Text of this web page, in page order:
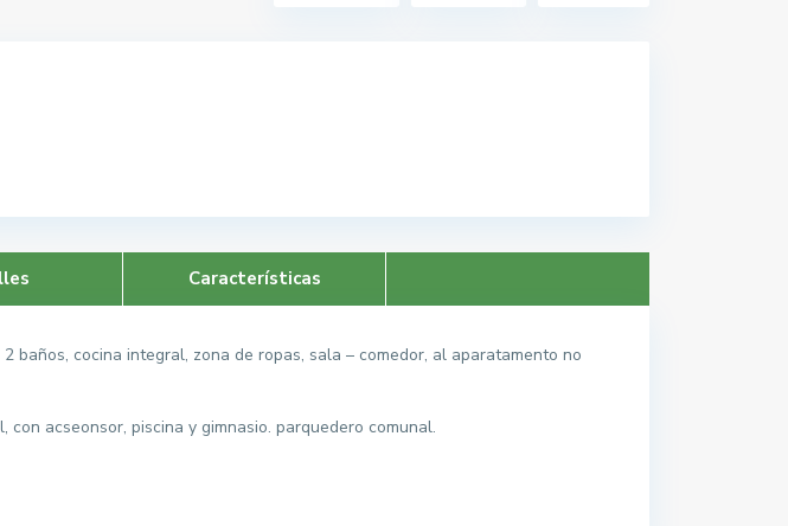
Características
cocina integral, zona de ropas, sala – comedor, al aparatamento no
acseonsor, piscina y gimnasio. parquedero comunal.